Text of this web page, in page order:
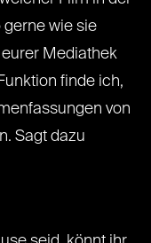
gerne wie sie
Mediathek
finde ich,
von
Sagt dazu